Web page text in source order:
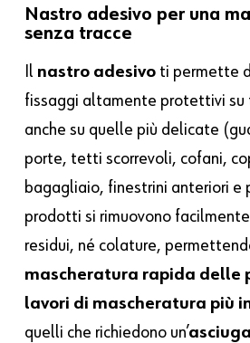
Nastro adesivo per una
senza tracce
Il nastro adesivo ti permette
fissaggi altamente protettivi su
anche su quelle più delicate
porte, tetti scorrevoli, cofani,
bagagliaio, finestrini anteriori e
prodotti si rimuovono
residui, né colature,
mascheratura rapida delle
lavori di mascheratura più
quelli che richiedono un’